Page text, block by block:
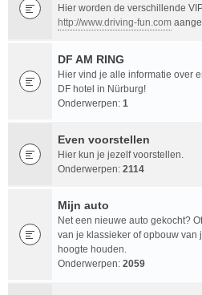
Hier worden de verschillende
http://www.driving-fun.com
DF AM RING
Hier vind je alle informatie over
DF hotel in Nürburg!
Onderwerpen: 1
Even voorstellen
Hier kun je jezelf voorstellen.
Onderwerpen: 2114
Mijn auto
Net een nieuwe auto gekocht?
van je klassieker of opbouw van
hoogte houden.
Onderwerpen: 2059